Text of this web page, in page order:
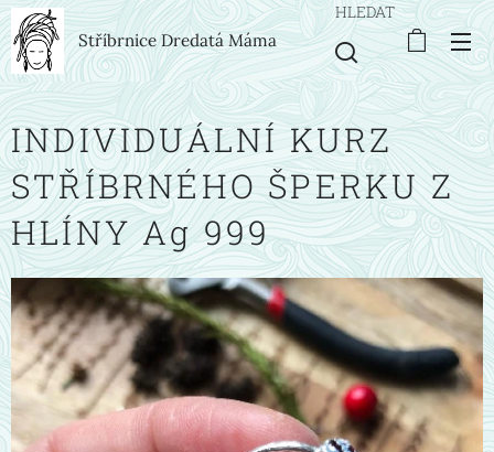
Stříbrnice Dredatá Máma
HLEDAT
INDIVIDUÁLNÍ KURZ
STŘÍBRNÉHO ŠPERKU Z
HLÍNY Ag 999